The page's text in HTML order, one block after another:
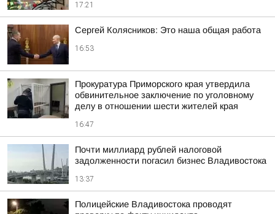
17:21
Сергей Колясников: Это наша общая работа
16:53
Прокуратура Приморского края утвердила
обвинительное заключение по уголовному
делу в отношении шести жителей края
16:47
Почти миллиард рублей налоговой
задолженности погасил бизнес Владивостока
13:37
Полицейские Владивостока проводят